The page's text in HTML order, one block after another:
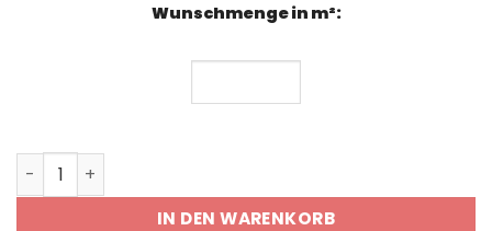
Wunschmenge in m²:
Fondovalle Portland Jordan Menge
IN DEN WARENKORB